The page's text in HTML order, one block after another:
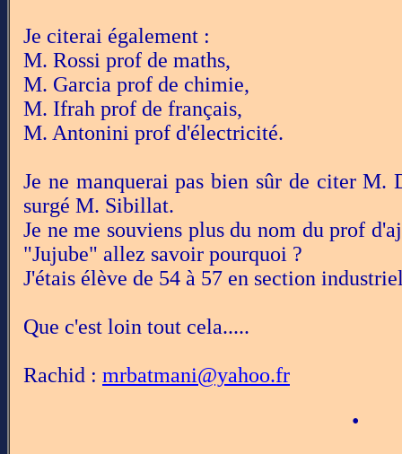
Je citerai également :
M. Rossi prof de maths,
M. Garcia prof de chimie,
M. Ifrah prof de français,
M. Antonini prof d'électricité.
Je ne manquerai pas bien sûr de citer M.
surgé M. Sibillat.
Je ne me souviens plus du nom du prof
"Jujube" allez savoir pourquoi ?
J'étais élève de 54 à 57 en section
Que c'est loin tout cela.....
Rachid : mrbatmani@yahoo.fr
•